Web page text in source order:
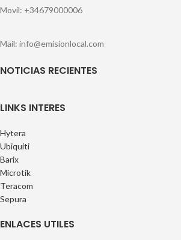
Movil: +34679000006
Mail: info@emisionlocal.com
NOTICIAS RECIENTES
LINKS INTERES
Hytera
Ubiquiti
Barix
Microtik
Teracom
Sepura
ENLACES UTILES